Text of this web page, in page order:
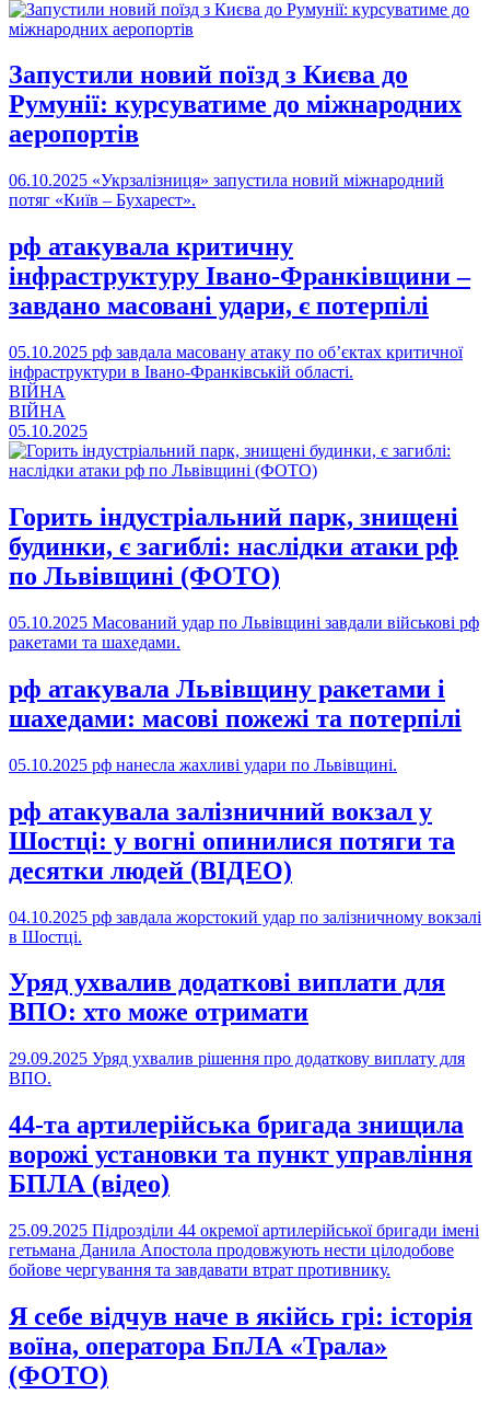
Запустили новий поїзд з Києва до
Румунії: курсуватиме до міжнародних
аеропортів
06.10.2025 «Укрзалізниця» запустила новий міжнародний
потяг «Київ – Бухарест».
рф атакувала критичну
інфраструктуру Івано-Франківщини –
завдано масовані удари, є потерпілі
05.10.2025 рф завдала масовану атаку по об’єктах критичної
інфраструктури в Івано-Франківській області.
ВІЙНА
ВІЙНА
05.10.2025
Горить індустріальний парк, знищені
будинки, є загиблі: наслідки атаки рф
по Львівщині (ФОТО)
05.10.2025 Масований удар по Львівщині завдали військові рф
ракетами та шахедами.
рф атакувала Львівщину ракетами і
шахедами: масові пожежі та потерпілі
05.10.2025 рф нанесла жахливі удари по Львівщині.
рф атакувала залізничний вокзал у
Шостці: у вогні опинилися потяги та
десятки людей (ВІДЕО)
04.10.2025 рф завдала жорстокий удар по залізничному вокзалі
в Шостці.
Уряд ухвалив додаткові виплати для
ВПО: хто може отримати
29.09.2025 Уряд ухвалив рішення про додаткову виплату для
ВПО.
44-та артилерійська бригада знищила
ворожі установки та пункт управління
БПЛА (відео)
25.09.2025 Підрозділи 44 окремої артилерійської бригади імені
гетьмана Данила Апостола продовжують нести цілодобове
бойове чергування та завдавати втрат противнику.
Я себе відчув наче в якійсь грі: історія
воїна, оператора БпЛА «Трала»
(ФОТО)